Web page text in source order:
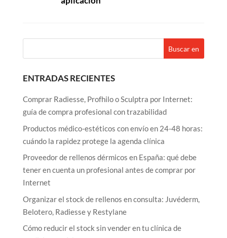
ENTRADAS RECIENTES
Comprar Radiesse, Profhilo o Sculptra por Internet:
guía de compra profesional con trazabilidad
Productos médico-estéticos con envío en 24-48 horas:
cuándo la rapidez protege la agenda clínica
Proveedor de rellenos dérmicos en España: qué debe
tener en cuenta un profesional antes de comprar por
Internet
Organizar el stock de rellenos en consulta: Juvéderm,
Belotero, Radiesse y Restylane
Cómo reducir el stock sin vender en tu clínica de